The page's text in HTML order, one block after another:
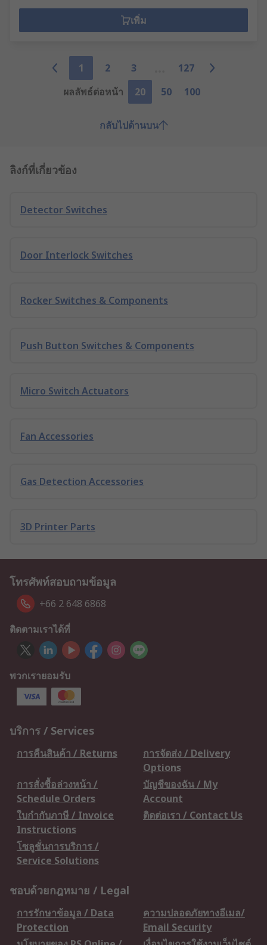
เพิ่ม
1 2 3
127
ผลลัพธ์ต่อหน้า
20 50 100
กลับไปด้านบน
ลิงก์ที่เกี่ยวข้อง
Detector Switches
Door Interlock Switches
Rocker Switches & Components
Push Button Switches & Components
Micro Switch Actuators
Fan Accessories
Gas Detection Accessories
3D Printer Parts
โทรศัพท์สอบถามข้อมูล
+66 2 648 6868
ติดตามเราได้ที่
พวกเรายอมรับ
บริการ / Services
การคืนสินค้า / Returns
การจัดส่ง / Delivery
Options
การสั่งซื้อล่วงหน้า /
Schedule Orders
บัญชีของฉัน / My
Account
ใบกำกับภาษี / Invoice
Instructions
ติดต่อเรา / Contact Us
โซลูชั่นการบริการ /
Service Solutions
ชอบด้วยกฎหมาย / Legal
การรักษาข้อมูล / Data
Protection
ความปลอดภัยทางอีเมล/
Email Security